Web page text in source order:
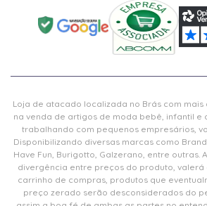
Loja de atacado localizada no Brás com
na venda de artigos de moda bebê, infantil e
trabalhando com pequenos empresários,
Disponibilizando diversas marcas como
Have Fun, Burigotto, Galzerano, entre outras.
divergência entre preços do produto,
carrinho de compras, produtos que
preço zerado serão desconsiderados do